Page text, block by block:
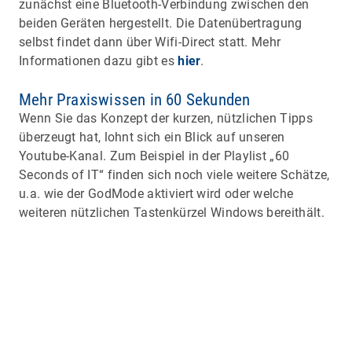
zunächst eine Bluetooth-Verbindung zwischen den
beiden Geräten hergestellt. Die Datenübertragung
selbst findet dann über Wifi-Direct statt. Mehr
Informationen dazu gibt eshier.
Mehr Praxiswissen in 60 Sekunden
Wenn Sie das Konzept der kurzen, nützlichen Tipps
überzeugt hat, lohnt sich ein Blick auf unseren
Youtube-Kanal. Zum Beispiel in der Playlist „60
Seconds of IT“ finden sich noch viele weitere Schätze,
u.a. wie der GodMode aktiviert wird oder welche
weiteren nützlichen Tastenkürzel Windows bereithält.